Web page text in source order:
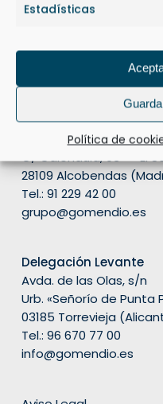
Estadísticas
Política de
Grupo Inmobiliario
Miniparc III, Edificio L
C/ Caléndula, 93 – «El
28109 Alcobendas
Tel.: 91 229 42 00
grupo@gomendio.es
Delegación Levante
Avda. de las Olas, s/n
Urb. «Señorío de Punta
03185 Torrevieja
Tel.: 96 670 77 00
info@gomendio.es